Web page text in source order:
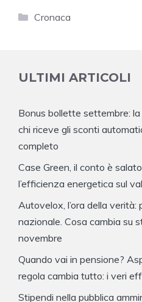
Categorie
Cronaca
ULTIMI ARTICOLI
Bonus bollette settembre: la
chi riceve gli sconti
completo
Case Green, il conto è
l’efficienza energetica sul
Autovelox, l’ora della
nazionale. Cosa cambia su
novembre
Quando vai in pensione?
regola cambia tutto: i veri
Stipendi nella pubblica